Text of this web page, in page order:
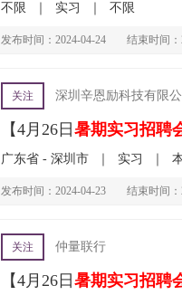
不限 实习 不限
发布时间：2024-04-24 结束时间：
关注 深圳辛恩励科技有限公
【4月26日 暑期实习招聘
广东省 - 深圳市 实习
发布时间：2024-04-23 结束时间：
关注 仲量联行
【4月26日 暑期实习招聘